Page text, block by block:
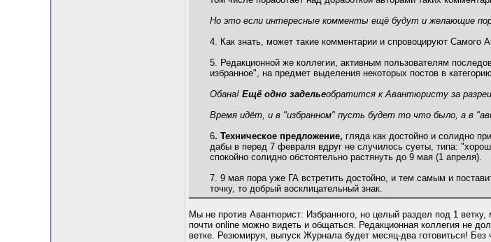
Но это если интересные комменты ещё будут и желающие
4. Как знать, может такие комментарии и спровоцируют Самого
5. Редакционной же коллегии, активным пользователям
избранное", на предмет выделения некоторых постов в
Обана! Ещё одно задельеобратится к Авантюристу за
Время идёт, и в "избранном" пусть будет то что было, а в
6. Техническое предложение, гляда как достойно и солидно
дабы в перед 7 февраля вдруг не случилось суеты, типа:
спокойно солидно обстоятельно растянуть до 9 мая (1 апреля).
7. 9 мая пора уже ГА встретить достойно, и тем самым и
точку, то добрый восклицательный знак.
Мы не против Авантюрист: Избранного, но целый раздел под 1
почти online можно видеть и общаться. Редакционная коллегия не
ветке. Резюмируя, выпуск Журнала будет месяц-два готовиться! Без